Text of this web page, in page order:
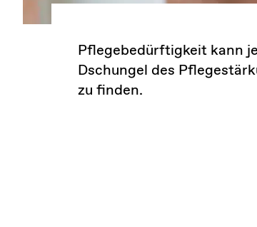
Pflegebedürftigkeit kann
Dschungel des
zu finden.